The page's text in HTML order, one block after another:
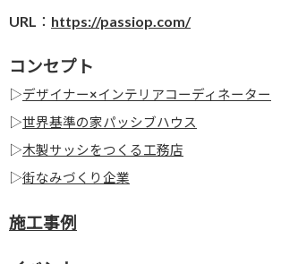
URL： https://passiop.com/
コンセプト
▷デザイナー×インテリアコーディネーター
▷世界基準の家パッシブハウス
▷木製サッシをつくる工務店
▷街なみづくり企業
施工事例